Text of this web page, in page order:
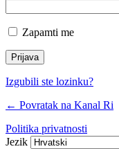
Zapamti me
Izgubili ste lozinku?
← Povratak na Kanal Ri
Politika privatnosti
Jezik